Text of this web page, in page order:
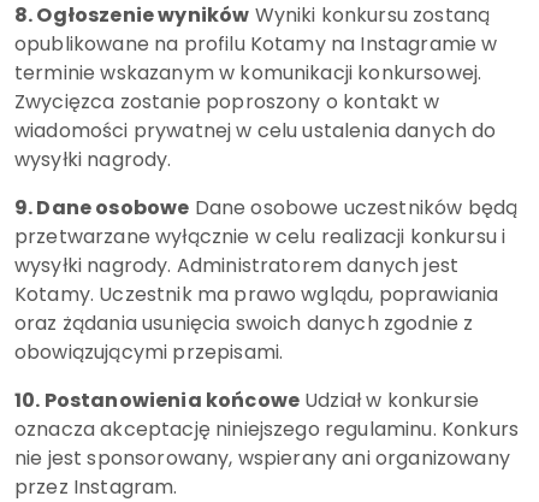
8. Ogłoszenie wyników Wyniki konkursu zostaną
opublikowane na profilu Kotamy na Instagramie w
terminie wskazanym w komunikacji konkursowej.
Zwycięzca zostanie poproszony o kontakt w
wiadomości prywatnej w celu ustalenia danych do
wysyłki nagrody.
9. Dane osobowe Dane osobowe uczestników będą
przetwarzane wyłącznie w celu realizacji konkursu i
wysyłki nagrody. Administratorem danych jest
Kotamy. Uczestnik ma prawo wglądu, poprawiania
oraz żądania usunięcia swoich danych zgodnie z
obowiązującymi przepisami.
10. Postanowienia końcowe Udział w konkursie
oznacza akceptację niniejszego regulaminu. Konkurs
nie jest sponsorowany, wspierany ani organizowany
przez Instagram.